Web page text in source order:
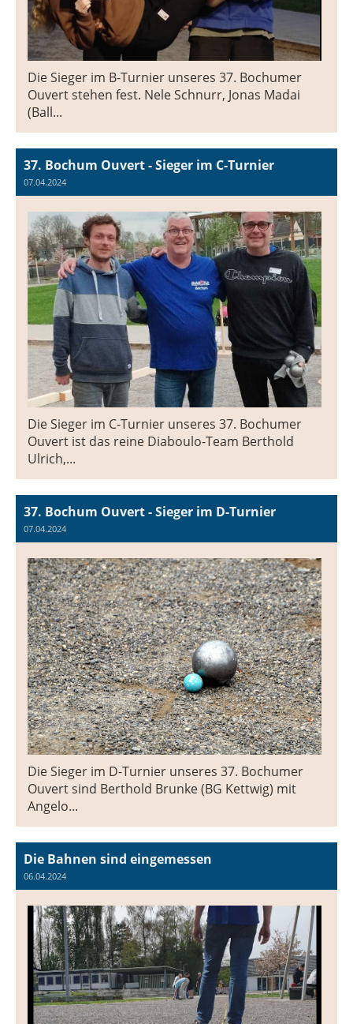
Die Sieger im B-Turnier unseres 37. Bochumer
Ouvert stehen fest. Nele Schnurr, Jonas Madai
(Ball...
37. Bochum Ouvert - Sieger im C-Turnier
07.04.2024
Die Sieger im C-Turnier unseres 37. Bochumer
Ouvert ist das reine Diaboulo-Team Berthold
Ulrich,...
37. Bochum Ouvert - Sieger im D-Turnier
07.04.2024
Die Sieger im D-Turnier unseres 37. Bochumer
Ouvert sind Berthold Brunke (BG Kettwig) mit
Angelo...
Die Bahnen sind eingemessen
06.04.2024